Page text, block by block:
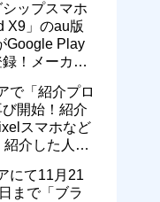
ップスマホ
X9」のau版
Google Play
！メーカー
で「紹介プロ
開始！紹介
スマホなど
介した人は
にて11月21
まで「ブラ